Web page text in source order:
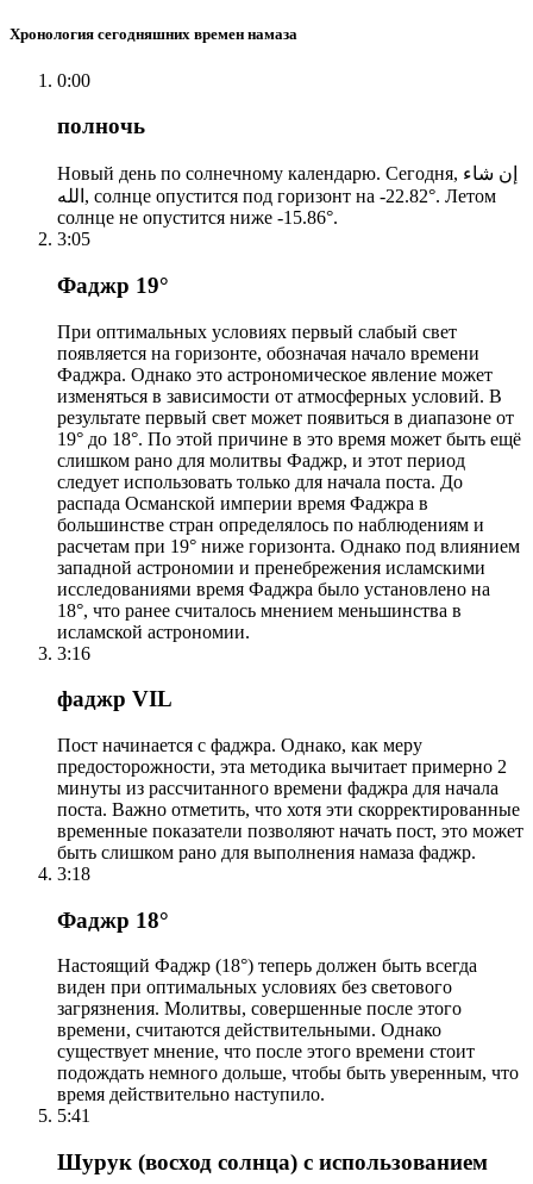
Хронология сегодняшних времен намаза
0:00
полночь
Новый день по солнечному календарю. Сегодня, إن شاء
الله, солнце опустится под горизонт на -22.82°. Летом
солнце не опустится ниже -15.86°.
3:05
Фаджр 19°
При оптимальных условиях первый слабый свет
появляется на горизонте, обозначая начало времени
Фаджра. Однако это астрономическое явление может
изменяться в зависимости от атмосферных условий. В
результате первый свет может появиться в диапазоне от
19° до 18°. По этой причине в это время может быть ещё
слишком рано для молитвы Фаджр, и этот период
следует использовать только для начала поста. До
распада Османской империи время Фаджра в
большинстве стран определялось по наблюдениям и
расчетам при 19° ниже горизонта. Однако под влиянием
западной астрономии и пренебрежения исламскими
исследованиями время Фаджра было установлено на
18°, что ранее считалось мнением меньшинства в
исламской астрономии.
3:16
фаджр VIL
Пост начинается с фаджра. Однако, как меру
предосторожности, эта методика вычитает примерно 2
минуты из рассчитанного времени фаджра для начала
поста. Важно отметить, что хотя эти скорректированные
временные показатели позволяют начать пост, это может
быть слишком рано для выполнения намаза фаджр.
3:18
Фаджр 18°
Настоящий Фаджр (18°) теперь должен быть всегда
виден при оптимальных условиях без светового
загрязнения. Молитвы, совершенные после этого
времени, считаются действительными. Однако
существует мнение, что после этого времени стоит
подождать немного дольше, чтобы быть уверенным, что
время действительно наступило.
5:41
Шурук (восход солнца) с использованием